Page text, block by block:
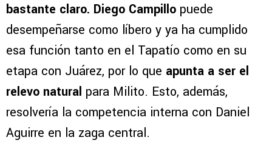
bastante claro. Diego Campillo puede
desempeñarse como líbero y ya ha cumplido
esa función tanto en el Tapatío como en su
etapa con Juárez, por lo que apunta a ser el
relevo natural para Milito. Esto, además,
resolvería la competencia interna con Daniel
Aguirre en la zaga central.